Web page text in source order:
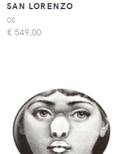
SAN LORENZO
OS
€ 549,00